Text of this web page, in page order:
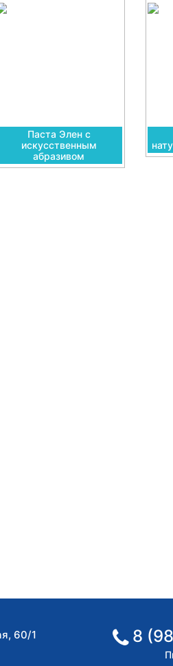
Паста Элен с
искусственным
абразивом
60/1
8